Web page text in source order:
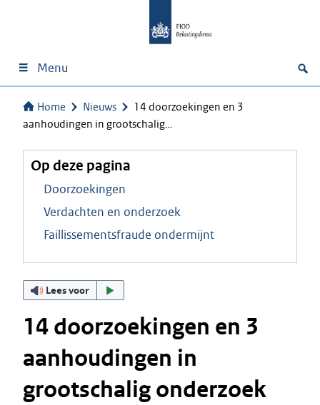
Menu
Home Nieuws
14 doorzoekingen en 3
aanhoudingen in grootschalig…
Op deze pagina
Doorzoekingen
Verdachten en onderzoek
Faillissementsfraude ondermijnt
Lees voor
14 doorzoekingen en 3
aanhoudingen in
grootschalig onderzoek